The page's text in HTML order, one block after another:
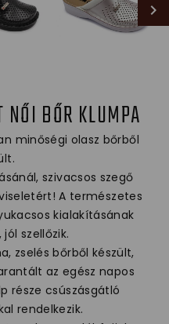
NŐI BŐR KLUMPA
minőségi olasz bőrből
szivacsos szegő
A természetes
kialakításának
szellőzik.
zselés bőrből készült,
az egész napos
része csúszásgátló
rendelkezik.